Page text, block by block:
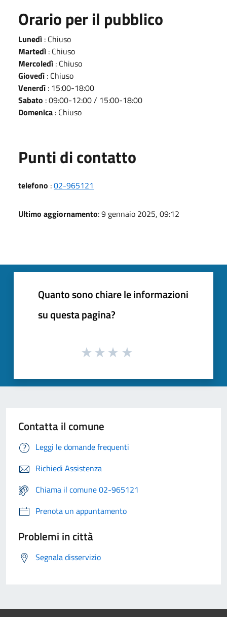
Orario per il pubblico
Lunedì : Chiuso
Martedì : Chiuso
Mercoledì : Chiuso
Giovedì : Chiuso
Venerdì : 15:00-18:00
Sabato : 09:00-12:00 / 15:00-18:00
Domenica : Chiuso
Punti di contatto
telefono :02-965121
Ultimo aggiornamento: 9 gennaio 2025, 09:12
Quanto sono chiare le informazioni
su questa pagina?
Contatta il comune
Leggi le domande frequenti
Richiedi Assistenza
Chiama il comune 02-965121
Prenota un appuntamento
Problemi in città
Segnala disservizio